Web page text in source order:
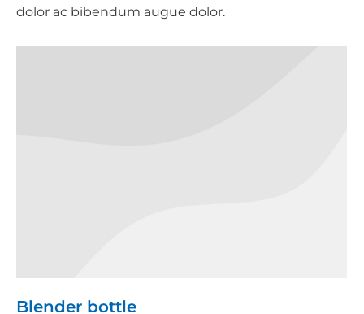
dolor ac bibendum augue dolor.
Blender bottle